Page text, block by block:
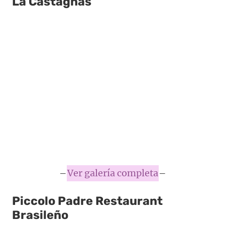
–Ver galería completa–
Piccolo Padre Restaurant
Brasileño